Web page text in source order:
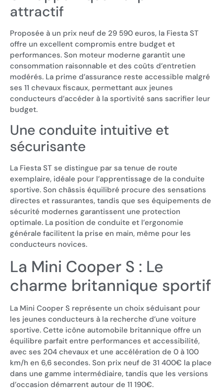
attractif
Proposée à un prix neuf de 29 590 euros, la Fiesta ST
offre un excellent compromis entre budget et
performances. Son moteur moderne garantit une
consommation raisonnable et des coûts d’entretien
modérés. La prime d’assurance reste accessible malgré
ses 11 chevaux fiscaux, permettant aux jeunes
conducteurs d’accéder à la sportivité sans sacrifier leur
budget.
Une conduite intuitive et
sécurisante
La Fiesta ST se distingue par sa tenue de route
exemplaire, idéale pour l’apprentissage de la conduite
sportive. Son châssis équilibré procure des sensations
directes et rassurantes, tandis que ses équipements de
sécurité modernes garantissent une protection
optimale. La position de conduite et l’ergonomie
générale facilitent la prise en main, même pour les
conducteurs novices.
La Mini Cooper S : Le
charme britannique sportif
La Mini Cooper S représente un choix séduisant pour
les jeunes conducteurs à la recherche d’une voiture
sportive. Cette icône automobile britannique offre un
équilibre parfait entre performances et accessibilité,
avec ses 204 chevaux et une accélération de 0 à 100
km/h en 6,6 secondes. Son prix neuf de 31 400€ la place
dans une gamme intermédiaire, tandis que les versions
d’occasion démarrent autour de 11 190€.